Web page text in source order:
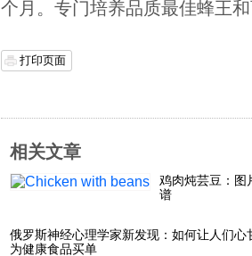
个月。专门培养品质最佳蜂王
打印页面
相关文章
鸡肉炖芸豆：图
谱
俄罗斯神经心理学家新发现：如何让人们心
为健康食品买单